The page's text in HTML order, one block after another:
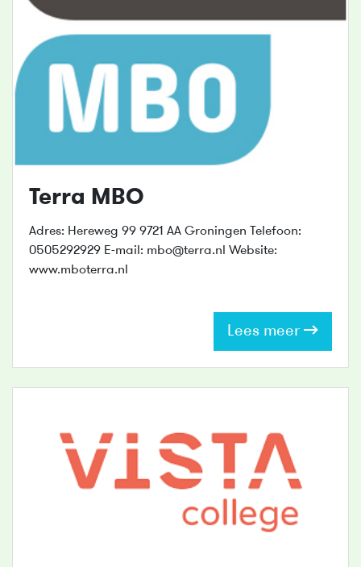
Terra MBO
Adres: Hereweg 99 9721 AA Groningen Telefoon:
0505292929 E-mail: mbo@terra.nl Website:
www.mboterra.nl
Lees meer